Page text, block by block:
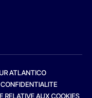
ATLANTICO
RELATIVE AUX COOKIES